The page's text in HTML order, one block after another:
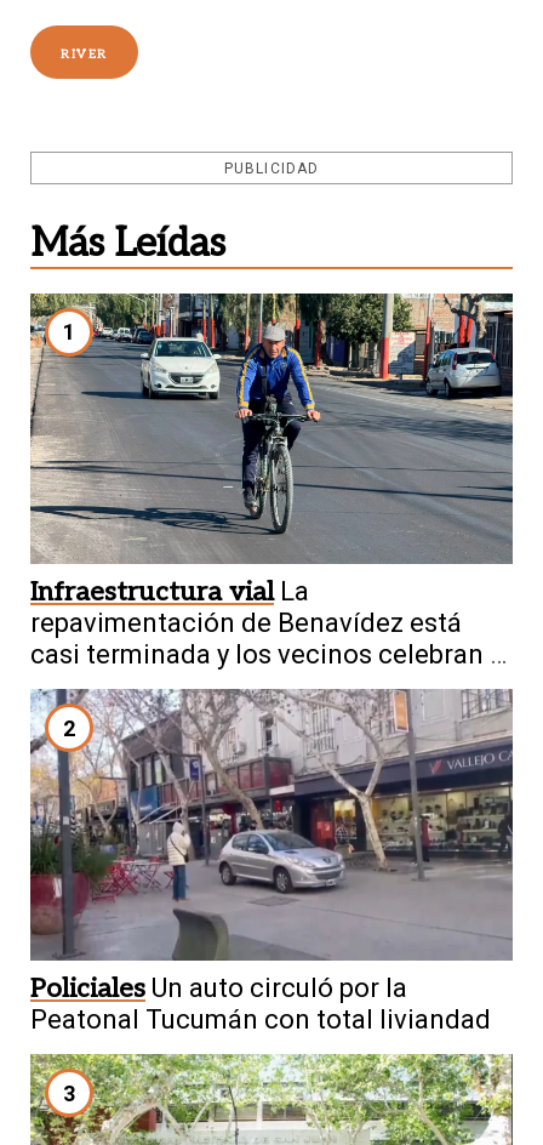
RIVER
PUBLICIDAD
Más Leídas
1
Infraestructura vial La
repavimentación de Benavídez está
casi terminada y los vecinos celebran el
cambio
2
Policiales Un auto circuló por la
Peatonal Tucumán con total liviandad
3